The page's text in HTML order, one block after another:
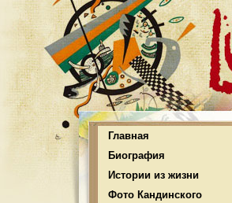
Главная
Биография
Истории из жизни
Фото Кандинского